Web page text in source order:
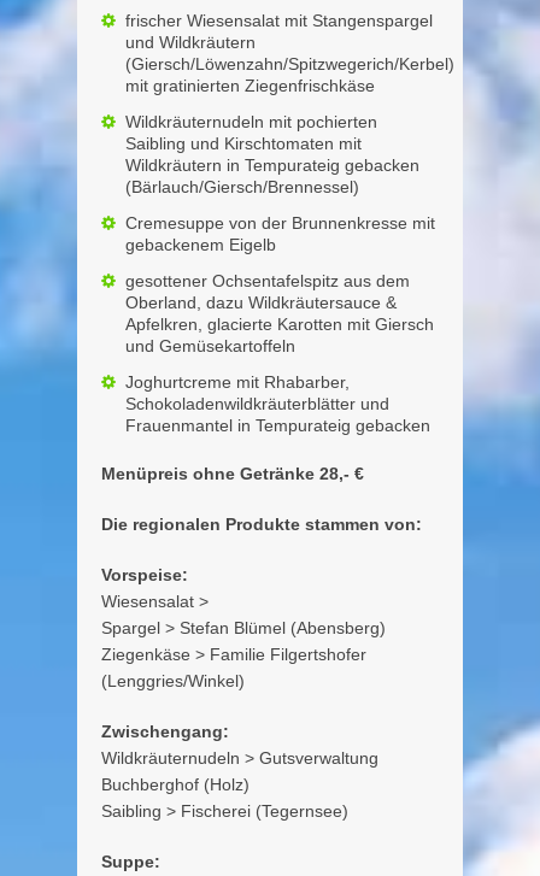
frischer Wiesensalat mit Stangenspargel
und Wildkräutern
(Giersch/Löwenzahn/Spitzwegerich/Kerbel)
mit gratinierten Ziegenfrischkäse
Wildkräuternudeln mit pochierten
Saibling und Kirschtomaten mit
Wildkräutern in Tempurateig gebacken
(Bärlauch/Giersch/Brennessel)
Cremesuppe von der Brunnenkresse mit
gebackenem Eigelb
gesottener Ochsentafelspitz aus dem
Oberland, dazu Wildkräutersauce &
Apfelkren, glacierte Karotten mit Giersch
und Gemüsekartoffeln
Joghurtcreme mit Rhabarber,
Schokoladenwildkräuterblätter und
Frauenmantel in Tempurateig gebacken
Menüpreis ohne Getränke 28,- €
Die regionalen Produkte stammen von:
Vorspeise:
Wiesensalat >
Spargel > Stefan Blümel (Abensberg)
Ziegenkäse > Familie Filgertshofer
(Lenggries/Winkel)
Zwischengang:
Wildkräuternudeln > Gutsverwaltung
Buchberghof (Holz)
Saibling > Fischerei (Tegernsee)
Suppe: